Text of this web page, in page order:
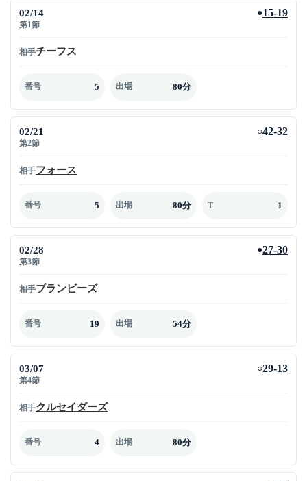
02/14
第1節
●15-19
相手チーフス
番号 5 出場 80分
02/21
第2節
○42-32
相手フォース
番号 5 出場 80分 T 1
02/28
第3節
●27-30
相手ブランビーズ
番号 19 出場 54分
03/07
第4節
○29-13
相手クルセイダーズ
番号 4 出場 80分